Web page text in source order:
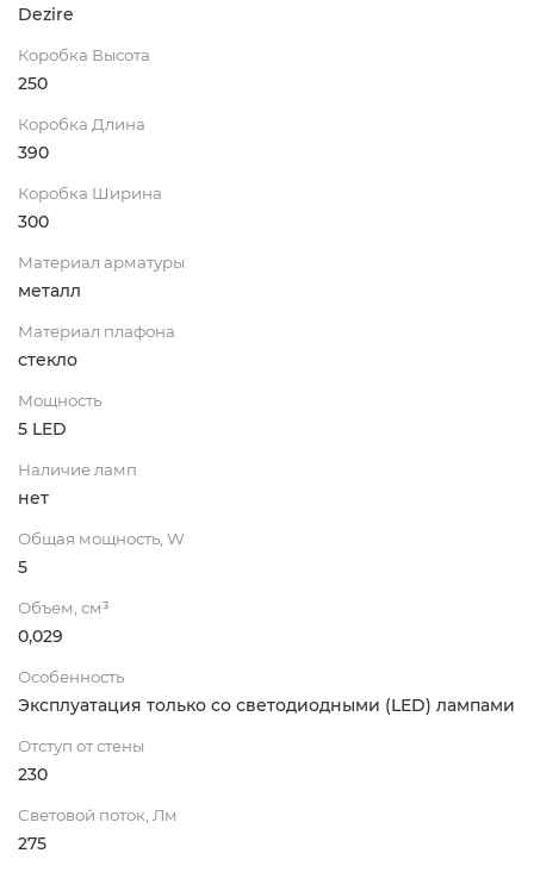
Dezire
Коробка Высота
250
Коробка Длина
390
Коробка Ширина
300
Материал арматуры
металл
Материал плафона
стекло
Мощность
5 LED
Наличие ламп
нет
Общая мощность, W
5
Объем, см³
0,029
Особенность
Эксплуатация только со светодиодными (LED) лампами
Отступ от стены
230
Световой поток, Лм
275